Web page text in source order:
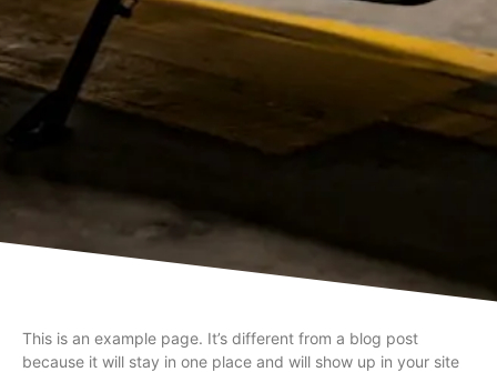
This is an example page. It’s different from a blog post
because it will stay in one place and will show up in your site